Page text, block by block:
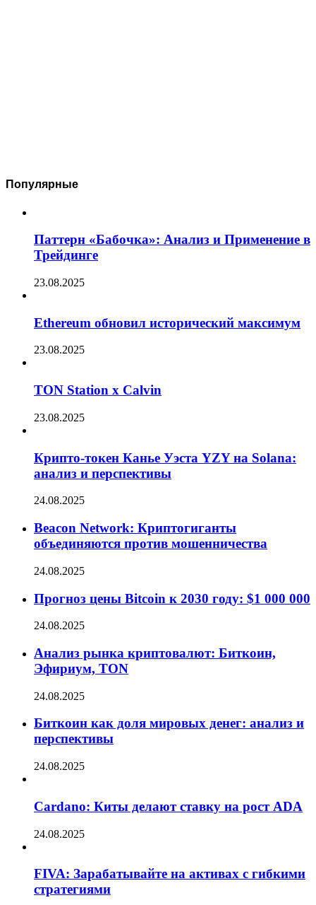
Популярные
Паттерн «Бабочка»: Анализ и Применение в
Трейдинге
23.08.2025
Ethereum обновил исторический максимум
23.08.2025
TON Station x Calvin
23.08.2025
Крипто-токен Канье Уэста YZY на Solana:
анализ и перспективы
24.08.2025
Beacon Network: Криптогиганты
объединяются против мошенничества
24.08.2025
Прогноз цены Bitcoin к 2030 году: $1 000 000
24.08.2025
Анализ рынка криптовалют: Биткоин,
Эфириум, TON
24.08.2025
Биткоин как доля мировых денег: анализ и
перспективы
24.08.2025
Cardano: Киты делают ставку на рост ADA
24.08.2025
FIVA: Зарабатывайте на активах с гибкими
стратегиями